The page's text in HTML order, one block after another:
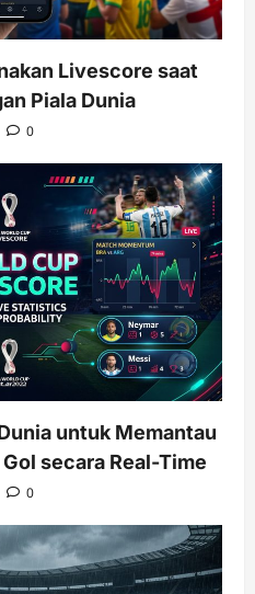
Livescore saat
Piala Dunia
0
untuk Memantau
secara Real-Time
0